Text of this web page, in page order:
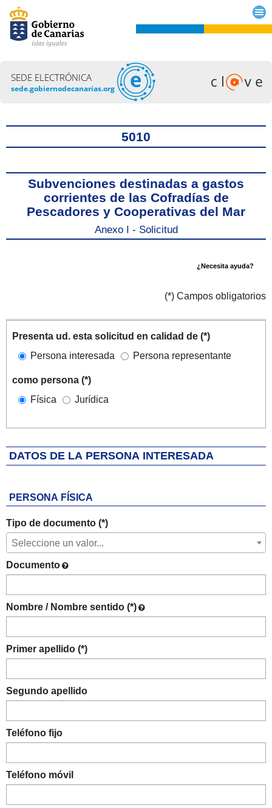
SEDE ELECTRÓNICA
sede.gobiernodecanarias.org
5010
Subvenciones destinadas a gastos
corrientes de las Cofradías de
Pescadores y Cooperativas del Mar
Anexo I - Solicitud
¿Necesita ayuda?
(*) Campos obligatorios
Presenta ud. esta solicitud en calidad de (*)
Persona interesada
Persona representante
como persona (*)
Física
Jurídica
DATOS DE LA PERSONA INTERESADA
PERSONA FÍSICA
Tipo de documento (*)
Seleccione un valor...
Documento
Nombre / Nombre sentido (*)
Primer apellido (*)
Segundo apellido
Teléfono fijo
Teléfono móvil